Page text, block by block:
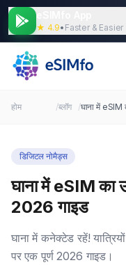
★ 4.9• Faster & Easier
होम /ब्लॉग /घाना में eSIM
डिजिटल नोमैड्स
घाना में eSIM का
2026 गाइड
घाना में कनेक्टेड रहें!
पर एक पूर्ण 2026 गाइड।